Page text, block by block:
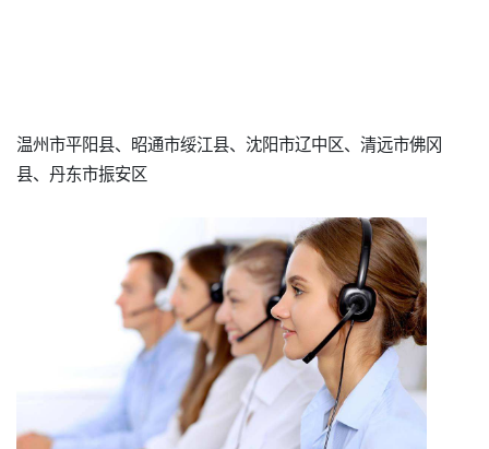
温州市平阳县、昭通市绥江县、沈阳市辽中区、清远市佛冈
县、丹东市振安区